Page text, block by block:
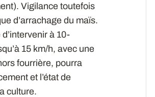
Vigilance toutefois
d’arrachage du maïs.
à 10-
15 km/h, avec une
fourrière, pourra
et l’état de
culture.